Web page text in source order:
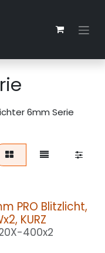
6mm Serie
PRO Blitzlicht,
KURZ
400x2